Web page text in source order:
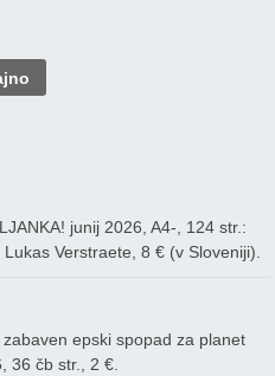
junij 2026, A4-, 124 str.:
Verstraete, 8 € (v Sloveniji).
epski spopad za planet
36 čb str., 2 €.